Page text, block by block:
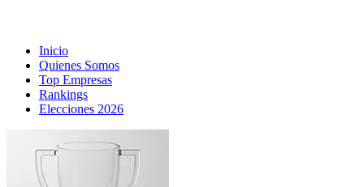
Inicio
Quienes Somos
Top Empresas
Rankings
Elecciones 2026